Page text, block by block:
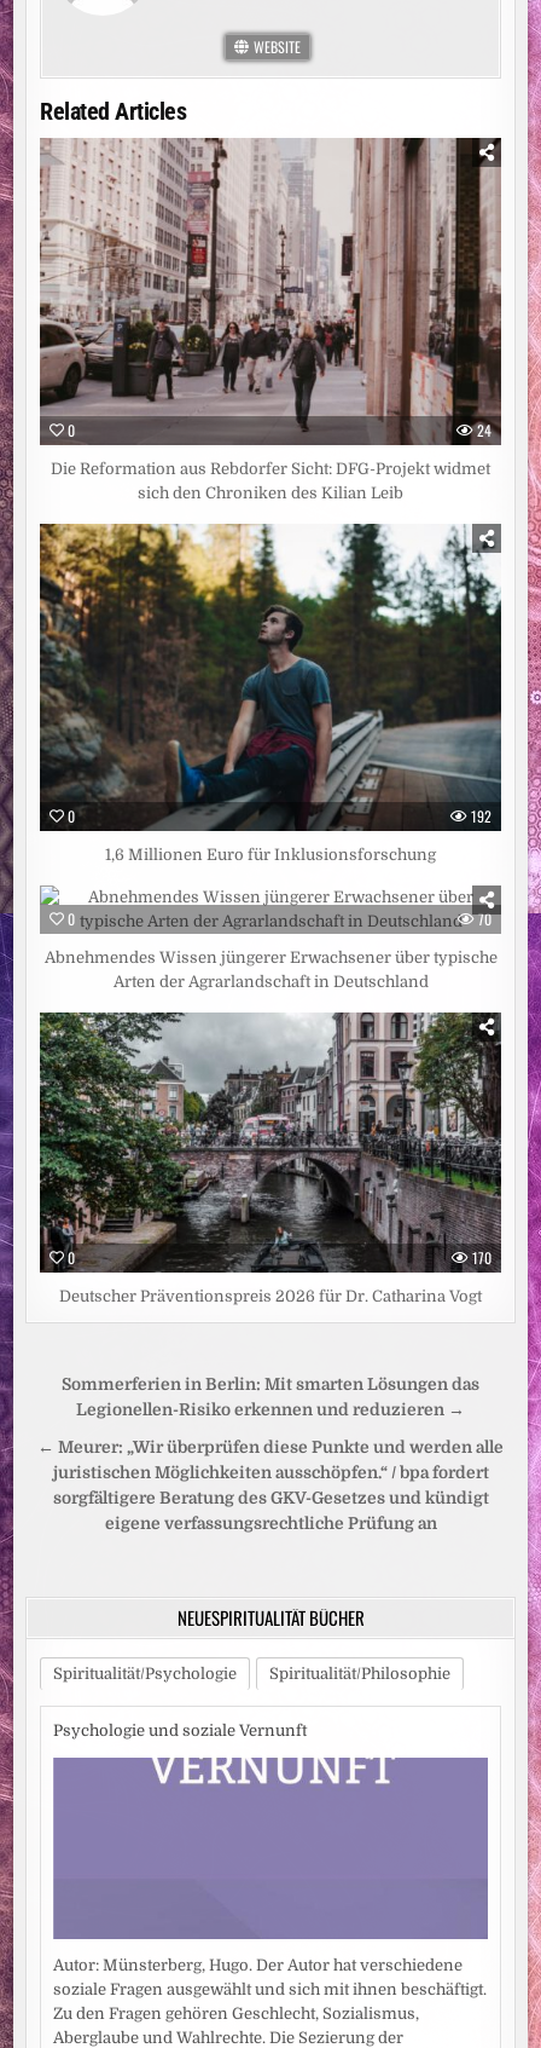
WEBSITE
Related Articles
0 24
Die Reformation aus Rebdorfer Sicht: DFG-Projekt widmet
sich den Chroniken des Kilian Leib
0 192
1,6 Millionen Euro für Inklusionsforschung
0 70
Abnehmendes Wissen jüngerer Erwachsener über typische
Arten der Agrarlandschaft in Deutschland
0 170
Deutscher Präventionspreis 2026 für Dr. Catharina Vogt
Beitragsnavigation
Sommerferien in Berlin: Mit smarten Lösungen das
Legionellen-Risiko erkennen und reduzieren →
← Meurer: „Wir überprüfen diese Punkte und werden alle
juristischen Möglichkeiten ausschöpfen.“ / bpa fordert
sorgfältigere Beratung des GKV-Gesetzes und kündigt
eigene verfassungsrechtliche Prüfung an
NEUESPIRITUALITÄT BÜCHER
Spiritualität/Psychologie Spiritualität/Philosophie
Psychologie und soziale Vernunft
Autor: Münsterberg, Hugo. Der Autor hat verschiedene
soziale Fragen ausgewählt und sich mit ihnen beschäftigt.
Zu den Fragen gehören Geschlecht, Sozialismus,
Aberglaube und Wahlrechte. Die Sezierung der